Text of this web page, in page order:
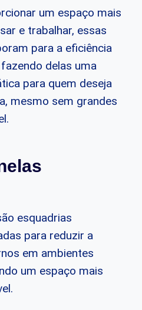
um espaço mais
e trabalhar, essas
para a eficiência
delas uma
para quem deseja
mesmo sem grandes
esquadrias
para reduzir a
em ambientes
um espaço mais